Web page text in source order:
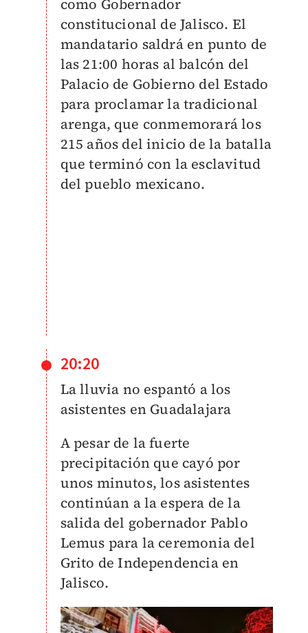
como Gobernador
constitucional de Jalisco. El
mandatario saldrá en punto de
las 21:00 horas al balcón del
Palacio de Gobierno del Estado
para proclamar la tradicional
arenga, que conmemorará los
215 años del inicio de la batalla
que terminó con la esclavitud
del pueblo mexicano.
20:20
La lluvia no espantó a los
asistentes en Guadalajara
A pesar de la fuerte
precipitación que cayó por
unos minutos, los asistentes
continúan a la espera de la
salida del gobernador Pablo
Lemus para la ceremonia del
Grito de Independencia en
Jalisco.